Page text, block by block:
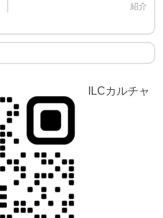
紹介
ILCカルチャ